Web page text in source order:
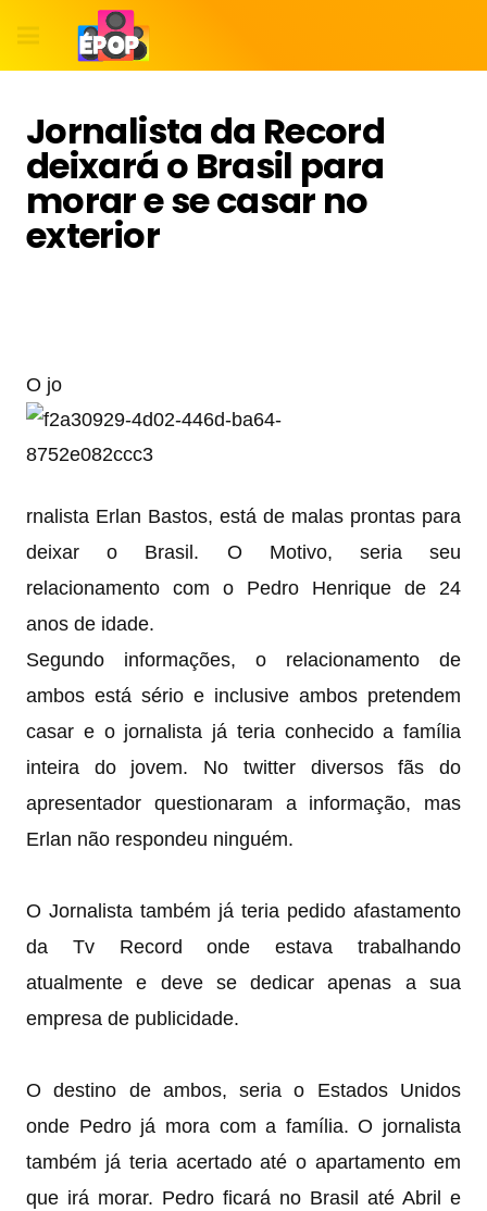
Jornalista da Record
deixará o Brasil para
morar e se casar no
exterior
O jo
rnalista Erlan Bastos, está de malas prontas para
deixar o Brasil. O Motivo, seria seu
relacionamento com o Pedro Henrique de 24
anos de idade.
Segundo informações, o relacionamento de
ambos está sério e inclusive ambos pretendem
casar e o jornalista já teria conhecido a família
inteira do jovem. No twitter diversos fãs do
apresentador questionaram a informação, mas
Erlan não respondeu ninguém.
O Jornalista também já teria pedido afastamento
da Tv Record onde estava trabalhando
atualmente e deve se dedicar apenas a sua
empresa de publicidade.
O destino de ambos, seria o Estados Unidos
onde Pedro já mora com a família. O jornalista
também já teria acertado até o apartamento em
que irá morar. Pedro ficará no Brasil até Abril e